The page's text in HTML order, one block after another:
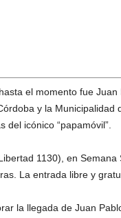
el momento fue
y la Municipalidad
icónico “papamóvil”.
1130), en
La entrada libre y
la llegada de Juan